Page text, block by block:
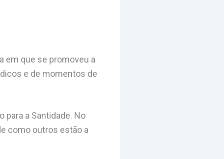
em que se promoveu a
e de momentos de
para a Santidade. No
como outros estão a